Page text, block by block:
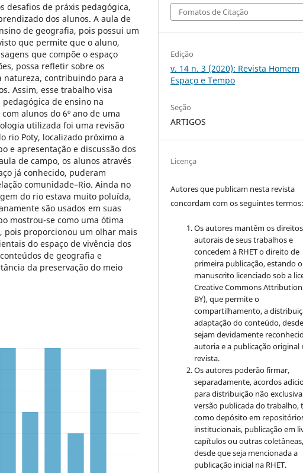
desafios de práxis pedagógica,
dos alunos. A aula de
de geografia, pois possui um
que permite que o aluno,
que compõe o espaço
possa refletir sobre os
natureza, contribuindo para a
Assim, esse trabalho visa
de ensino na
alunos do 6º ano de uma
utilizada foi uma revisão
rio Poty, localizado próximo a
e apresentação e discussão dos
de campo, os alunos através
já conhecido, puderam
comunidade–Rio. Ainda no
do rio estava muito poluída,
são usados em suas
mostrou-se como uma ótima
proporcionou um olhar mais
do espaço de vivência dos
de geografia e
da preservação do meio
Fomatos de Citação
Edição
v. 14 n. 3 (2020): Revista Homem
Espaço e Tempo
Seção
ARTIGOS
Licença
Autores que publicam nesta revista
concordam com os seguintes termos:
Os autores mantêm os direitos
autorais de seus trabalhos e
concedem à RHET o direito de
primeira publicação, estando o
manuscrito licenciado sob a
Creative CommonsAttribution
BY), que permite o
compartilhamento, a
adaptação do conteúdo,
sejam devidamente
autoria e a publicação original
revista.
Os autores poderão firmar,
separadamente, acordos
para distribuição não
versão publicada do trabalho,
como depósito em
institucionais, publicação em
capítulos ou outras coletâneas,
desde que seja mencionada a
publicação inicial na RHET.